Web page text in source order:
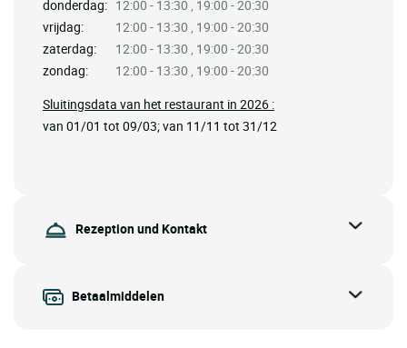
donderdag: 12:00 - 13:30 , 19:00 - 20:30
vrijdag:
12:00 - 13:30 , 19:00 - 20:30
zaterdag:
12:00 - 13:30 , 19:00 - 20:30
zondag:
12:00 - 13:30 , 19:00 - 20:30
Sluitingsdata van het restaurant in 2026 :
van 01/01 tot 09/03; van 11/11 tot 31/12
Rezeption und Kontakt
Betaalmiddelen